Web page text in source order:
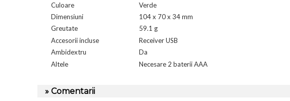
Culoare
Verde
Dimensiuni
104 x 70 x 34 mm
Greutate
59.1 g
Accesorii incluse
Receiver USB
Ambidextru
Da
Altele
Necesare 2 baterii AAA
» Comentarii